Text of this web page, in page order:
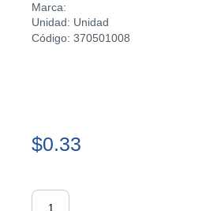
Marca:
Unidad: Unidad
Código: 370501008
$0.33